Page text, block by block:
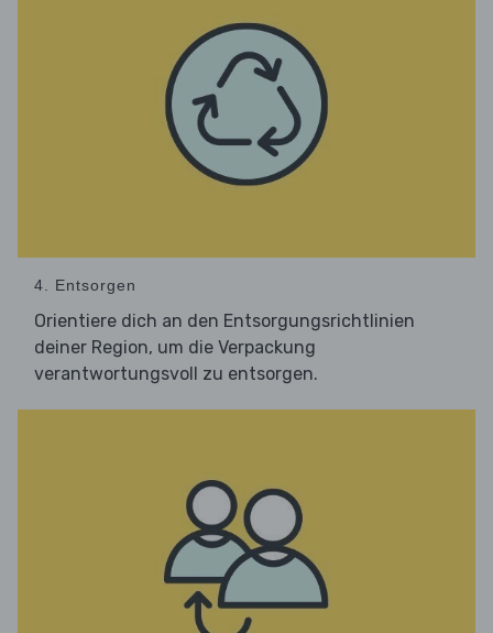
4. Entsorgen
Orientiere dich an den Entsorgungsrichtlinien
deiner Region, um die Verpackung
verantwortungsvoll zu entsorgen.